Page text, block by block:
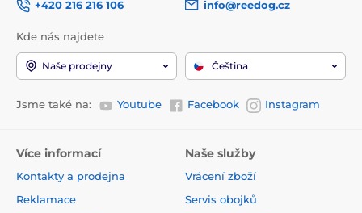
+420 216 216 106
info@reedog.cz
Kde nás najdete
Naše prodejny Čeština
Jsme také na: Youtube Facebook Instagram
Více informací
Kontakty a prodejna
Reklamace
Naše služby
Vrácení zboží
Servis obojků